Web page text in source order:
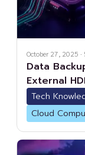
October 27, 2025 ·
Data
External
Tech
Cloud